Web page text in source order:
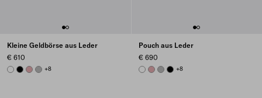
Kleine Geldbörse aus Leder
€ 610
WHITEBLACKROSY BLUSH
DARK GREY
+8
Pouch aus Leder
€ 690
WHITEROSY BLUSH
DARK GREY
BLACK
+8